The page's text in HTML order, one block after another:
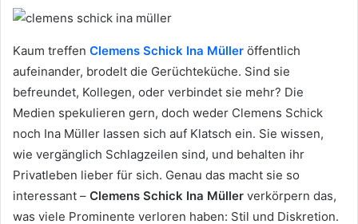
Kaum treffen Clemens Schick Ina Müller öffentlich
aufeinander, brodelt die Gerüchteküche. Sind sie
befreundet, Kollegen, oder verbindet sie mehr? Die
Medien spekulieren gern, doch weder Clemens Schick
noch Ina Müller lassen sich auf Klatsch ein. Sie wissen,
wie vergänglich Schlagzeilen sind, und behalten ihr
Privatleben lieber für sich. Genau das macht sie so
interessant – Clemens Schick Ina Müller verkörpern das,
was viele Prominente verloren haben: Stil und Diskretion.